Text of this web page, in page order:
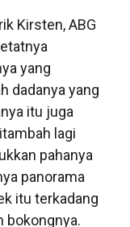
Kirsten, ABG
yang
dadanya yang
itu juga
lagi
pahanya
panorama
itu terkadang
bokongnya.